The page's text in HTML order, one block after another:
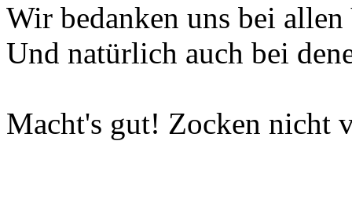
Wir bedanken uns bei
Und natürlich auch bei
Macht's gut! Zocken nicht